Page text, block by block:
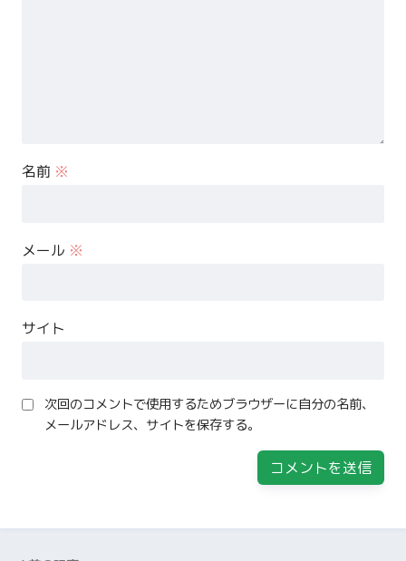
名前 ※
メール ※
サイト
次回のコメントで使用するためブラウザーに自分の名前、
メールアドレス、サイトを保存する。